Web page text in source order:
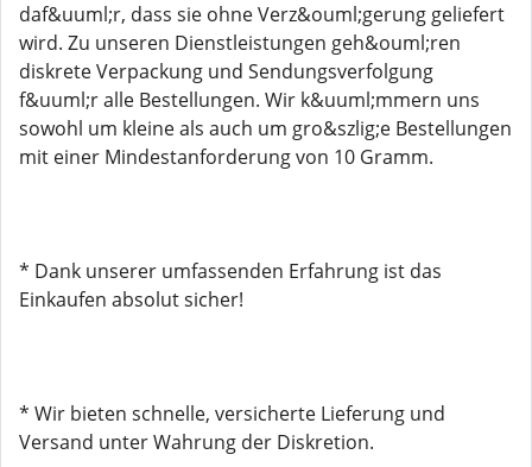
daf&uuml;r, dass sie ohne Verz&ouml;gerung geliefert
wird. Zu unseren Dienstleistungen geh&ouml;ren
diskrete Verpackung und Sendungsverfolgung
f&uuml;r alle Bestellungen. Wir k&uuml;mmern uns
sowohl um kleine als auch um gro&szlig;e Bestellungen
mit einer Mindestanforderung von 10 Gramm.
* Dank unserer umfassenden Erfahrung ist das
Einkaufen absolut sicher!
* Wir bieten schnelle, versicherte Lieferung und
Versand unter Wahrung der Diskretion.